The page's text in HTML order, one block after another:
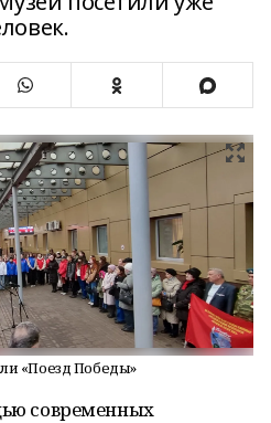
«Поезд Победы»
современных